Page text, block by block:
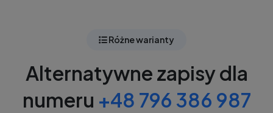
Różne warianty
Alternatywne zapisy dla
numeru +48 796 386 987